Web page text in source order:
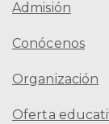
Admisión
Conócenos
Organización
Oferta